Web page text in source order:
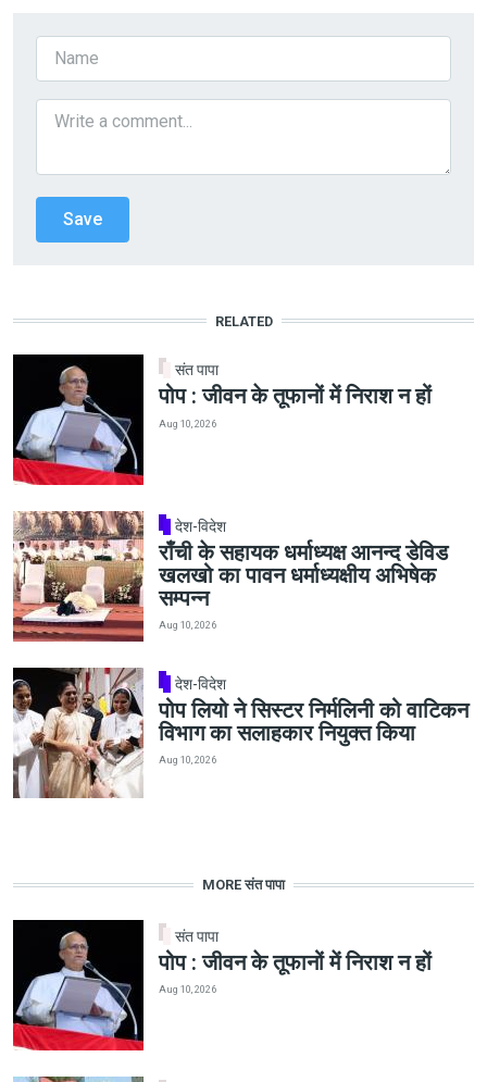
RELATED
संत पापा
पोप : जीवन के तूफानों में निराश न हों
Aug 10, 2026
देश-विदेश
राँची के सहायक धर्माध्यक्ष आनन्द डेविड
खलखो का पावन धर्माध्यक्षीय अभिषेक
सम्पन्न
Aug 10, 2026
देश-विदेश
पोप लियो ने सिस्टर निर्मलिनी को वाटिकन
विभाग का सलाहकार नियुक्त किया
Aug 10, 2026
MORE संत पापा
संत पापा
पोप : जीवन के तूफानों में निराश न हों
Aug 10, 2026